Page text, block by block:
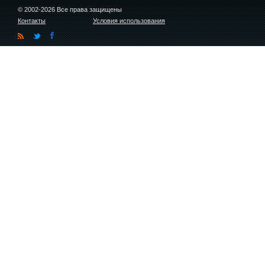
© 2002-2026 Все права защищены
Контакты
Условия использования